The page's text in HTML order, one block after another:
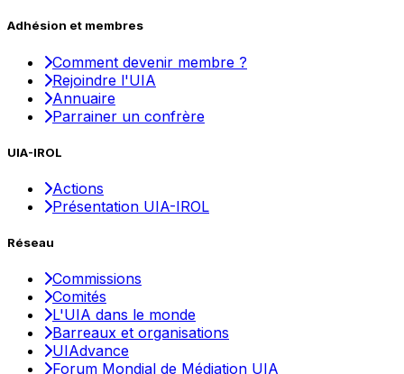
Adhésion et membres
Comment devenir membre ?
Rejoindre l'UIA
Annuaire
Parrainer un confrère
UIA-IROL
Actions
Présentation UIA-IROL
Réseau
Commissions
Comités
L'UIA dans le monde
Barreaux et organisations
UIAdvance
Forum Mondial de Médiation UIA